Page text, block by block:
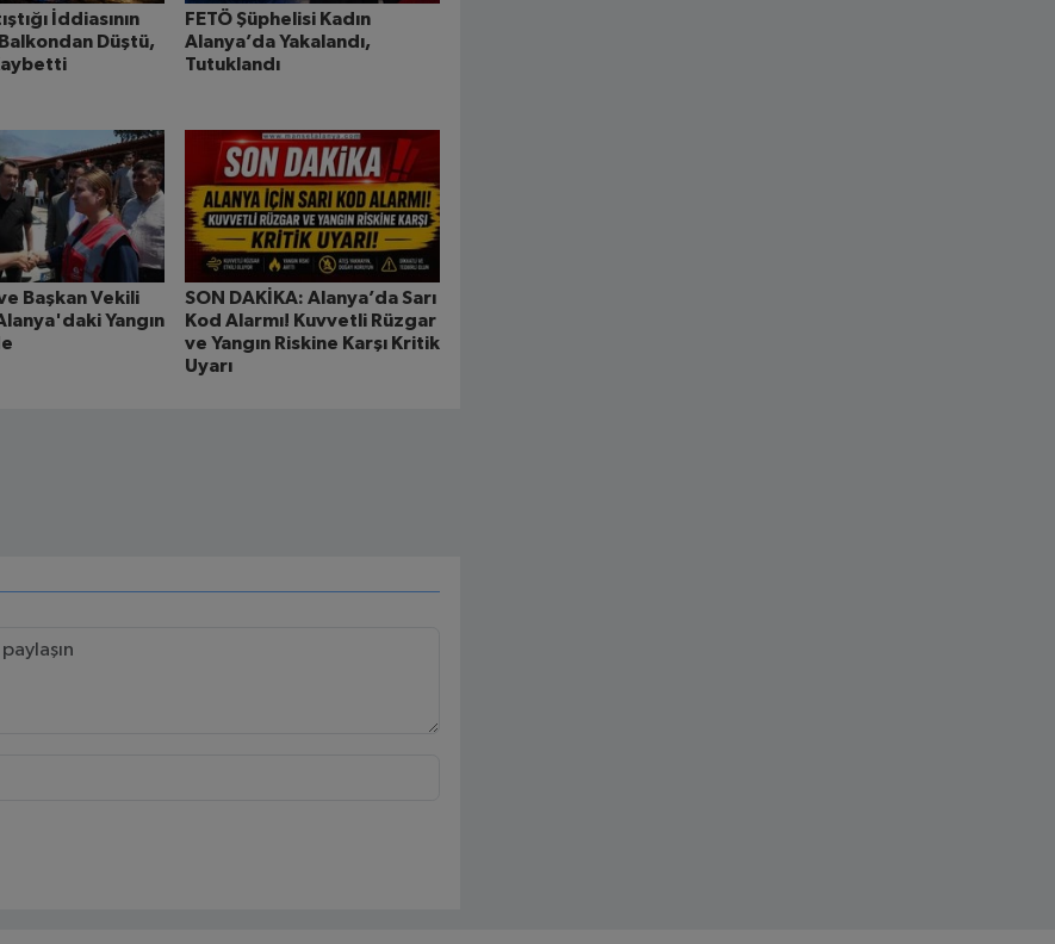
İddiasının
Düştü,
FETÖ Şüphelisi Kadın
Alanya’da Yakalandı,
Tutuklandı
Başkan Vekili
Yangın
SON DAKİKA: Alanya’da Sarı
Kod Alarmı! Kuvvetli Rüzgar
ve Yangın Riskine Karşı Kritik
Uyarı